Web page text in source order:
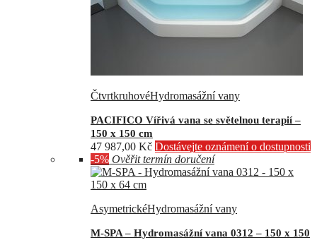
ČtvrtkruhovéHydromasážní vany
PACIFICO Vířivá vana se světelnou terapií –
150 x 150 cm
47 987,00 Kč Dostávejte oznámení o dostupnosti
-5% Ověřit termín doručení
AsymetrickéHydromasážní vany
M-SPA – Hydromasážní vana 0312 – 150 x 150